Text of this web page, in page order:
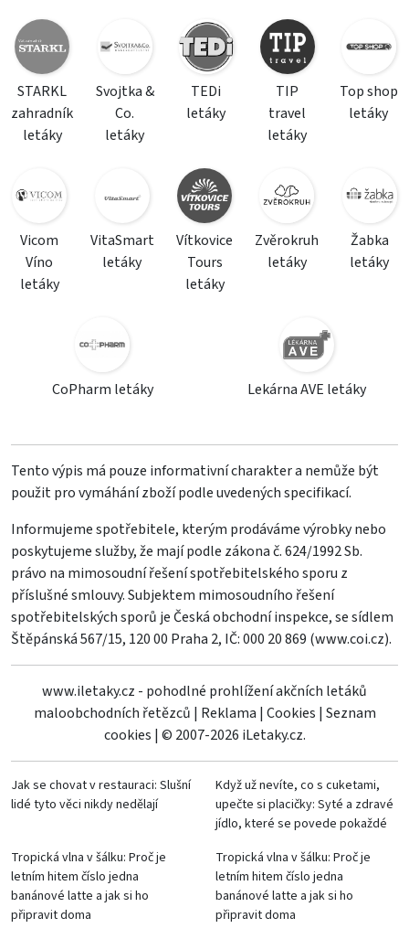
STARKL
zahradník
letáky
Svojtka &
Co.
letáky
TEDi
letáky
TIP
travel
letáky
Top shop
letáky
Vicom
Víno
letáky
VitaSmart
letáky
Vítkovice
Tours
letáky
Zvěrokruh
letáky
Žabka
letáky
CoPharm letáky Lekárna AVE letáky
Tento výpis má pouze informativní charakter a nemůže být
použit pro vymáhání zboží podle uvedených specifikací.
Informujeme spotřebitele, kterým prodáváme výrobky nebo
poskytujeme služby, že mají podle zákona č. 624/1992 Sb.
právo na mimosoudní řešení spotřebitelského sporu z
příslušné smlouvy. Subjektem mimosoudního řešení
spotřebitelských sporů je Česká obchodní inspekce, se sídlem
Štěpánská 567/15, 120 00 Praha 2, IČ: 000 20 869 (www.coi.cz).
www.iletaky.cz - pohodlné prohlížení akčních letáků
maloobchodních řetězců | Reklama | Cookies | Seznam
cookies | © 2007-2026 iLetaky.cz.
Jak se chovat v restauraci: Slušní
lidé tyto věci nikdy nedělají
Když už nevíte, co s cuketami,
upečte si placičky: Syté a zdravé
jídlo, které se povede pokaždé
Tropická vlna v šálku: Proč je
letním hitem číslo jedna
banánové latte a jak si ho
připravit doma
Tropická vlna v šálku: Proč je
letním hitem číslo jedna
banánové latte a jak si ho
připravit doma